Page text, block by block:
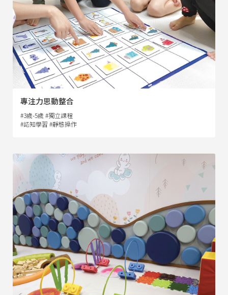
專注力思動整合
#3歲-5歲 #獨立課程
#認知學習 #靜態操作